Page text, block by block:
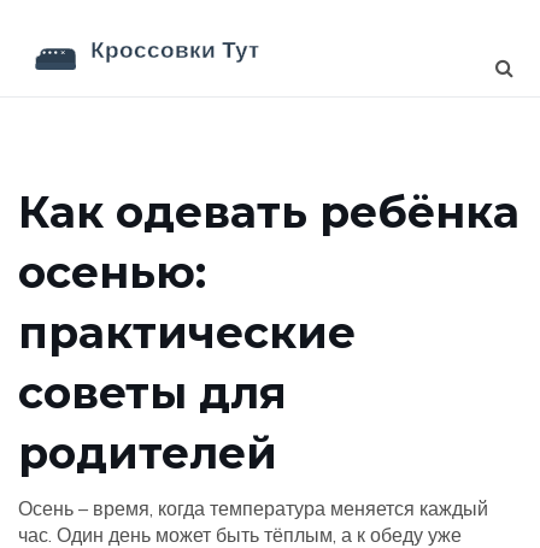
Как одевать ребёнка
осенью:
практические
советы для
родителей
Осень – время, когда температура меняется каждый
час. Один день может быть тёплым, а к обеду уже